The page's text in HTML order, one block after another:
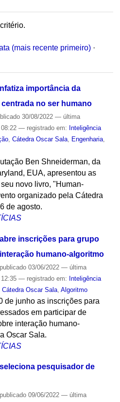
(mais recente primeiro) ·
importância da
no ser humano
30/08/2022 — última
— registrado em: Inteligência
, Cátedra Oscar Sala, Engenharia,
Ben Shneiderman, da
EUA, apresentou as
novo livro, "Human-
organizado pela Cátedra
de agosto.
inscrições para grupo
humano-algoritmo
publicado03/06/2022 — última
— registrado em: Inteligência
Cátedra Oscar Sala, Algoritmo
de junho as inscrições para
em participar de
interação humano-
Oscar Sala.
pesquisador de
publicado09/06/2022 — última